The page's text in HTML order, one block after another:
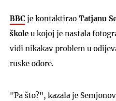
BBC je kontaktirao Tatjanu
škole u kojoj je nastala
vidi nikakav problem u
ruske odore.
"Pa što?", kazala je